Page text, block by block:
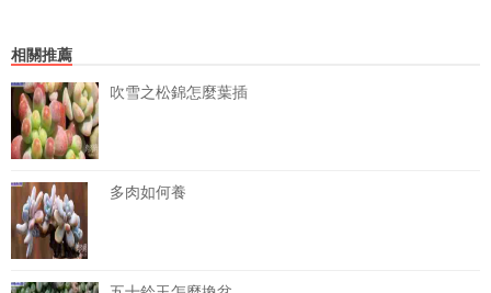
相關推薦
吹雪之松錦怎麼葉插
多肉如何養